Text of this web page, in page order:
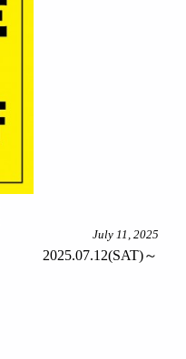
July 11, 2025
2025.07.12(SAT)～